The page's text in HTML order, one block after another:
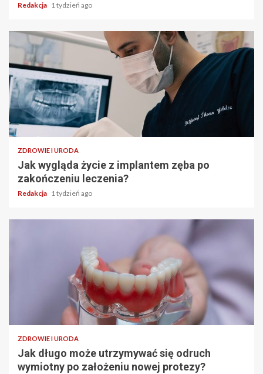
Redakcja 1 tydzień ago
ZDROWIE I URODA
Jak wygląda życie z implantem zęba po
zakończeniu leczenia?
Redakcja 1 tydzień ago
ZDROWIE I URODA
Jak długo może utrzymywać się odruch
wymiotny po założeniu nowej protezy?